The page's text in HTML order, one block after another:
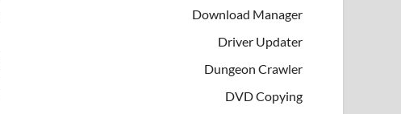
Download Manager
Driver Updater
Dungeon Crawler
DVD Copying